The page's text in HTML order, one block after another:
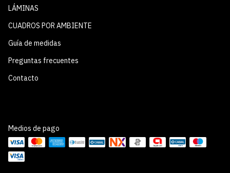
LÁMINAS
CUADROS POR AMBIENTE
Guía de medidas
Preguntas frecuentes
Contacto
Medios de pago